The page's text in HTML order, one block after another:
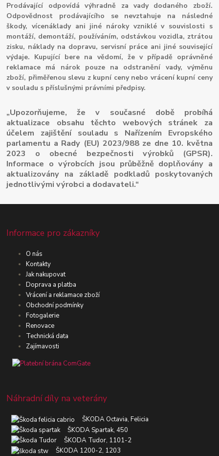
Prodávající odpovídá výhradně za vady dodaného zboží.
Odpovědnost prodávajícího se nevztahuje na následné
škody, vícenáklady ani jiné nároky vzniklé v souvislosti s
montáží, demontáží, používáním, odstávkou vozidla, ztrátou
zisku, náklady na dopravu, servisní práce ani jiné související
výdaje. Kupující bere na vědomí, že v případě oprávněné
reklamace má nárok pouze na odstranění vady, výměnu
zboží, přiměřenou slevu z kupní ceny nebo vrácení kupní ceny
v souladu s příslušnými právními předpisy.
„Upozorňujeme, že v současné době probíhá
aktualizace obsahu těchto webových stránek za
účelem zajištění souladu s Nařízením Evropského
parlamentu a Rady (EU) 2023/988 ze dne 10. května
2023 o obecné bezpečnosti výrobků (GPSR).
Informace o výrobcích jsou průběžně doplňovány a
aktualizovány na základě podkladů poskytovaných
jednotlivými výrobci a dodavateli.“
Informace pro zákazníky
O nás
Kontakty
Jak nakupovat
Doprava a platba
Vrácení a reklamace zboží
Obchodní podmínky
Fotogalerie
Renovace
Technická data
Zajímavosti
Náhradní díly na veterány
ŠKODA Octavia, Felicia
ŠKODA Spartak, 450
ŠKODA Tudor, 1101-2
ŠKODA 1200-2, 1203